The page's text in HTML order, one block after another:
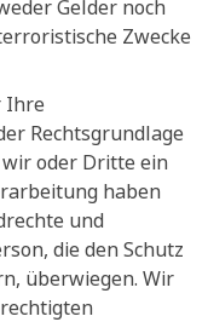
Gelder noch
Zwecke
Ihre
Rechtsgrundlage
wir oder Dritte ein
haben
und
die den Schutz
überwiegen. Wir